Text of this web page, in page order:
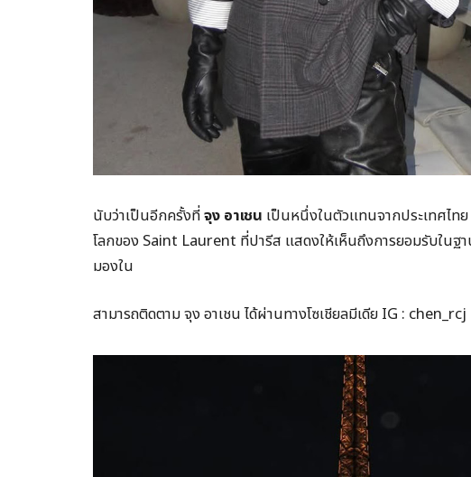
นับว่าเป็นอีกครั้งที่จุง อาเชน เป็นหนึ่งในตัวแทนจากประเทศไท
โลกของ Saint Laurent ที่ปารีส แสดงให้เห็นถึงการยอมรับในฐ
มองใน
สามารถติดตาม จุง อาเชน ได้ผ่านทางโซเชียลมีเดีย IG :